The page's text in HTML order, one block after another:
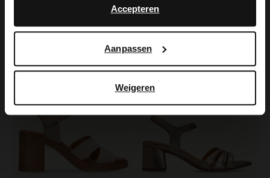
Accepteren
Aanpassen
Weigeren
79.99
-20%